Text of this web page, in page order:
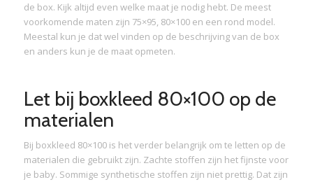
de box. Kijk altijd even welke maat je nodig hebt. De meest
voorkomende maten zijn 75×95, 80×100 en een rond model.
Meestal kun je dat wel vinden op de beschrijving van de box
en anders kun je de maat opmeten.
Let bij boxkleed 80×100 op de
materialen
Bij boxkleed 80×100 is het verder belangrijk om te letten op de
materialen die gebruikt zijn. Zachte stoffen zijn het fijnste voor
je baby. Sommige synthetische stoffen zijn niet prettig. Dat zijn